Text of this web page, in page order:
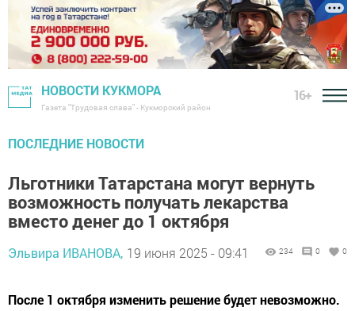
НОВОСТИ КУКМОРА
Газета "Трудовая слава" - Кукморский район
16+
ПОСЛЕДНИЕ НОВОСТИ
Льготники Татарстана могут вернуть
возможность получать лекарства
вместо денег до 1 октября
Эльвира ИВАНОВА, 19 июня 2025 - 09:41 234 0 0
После 1 октября изменить решение будет невозможно.